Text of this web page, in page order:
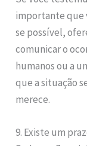
importante que
se possível,
comunicar o
humanos ou a
que a situação
merece.
9. Existe um